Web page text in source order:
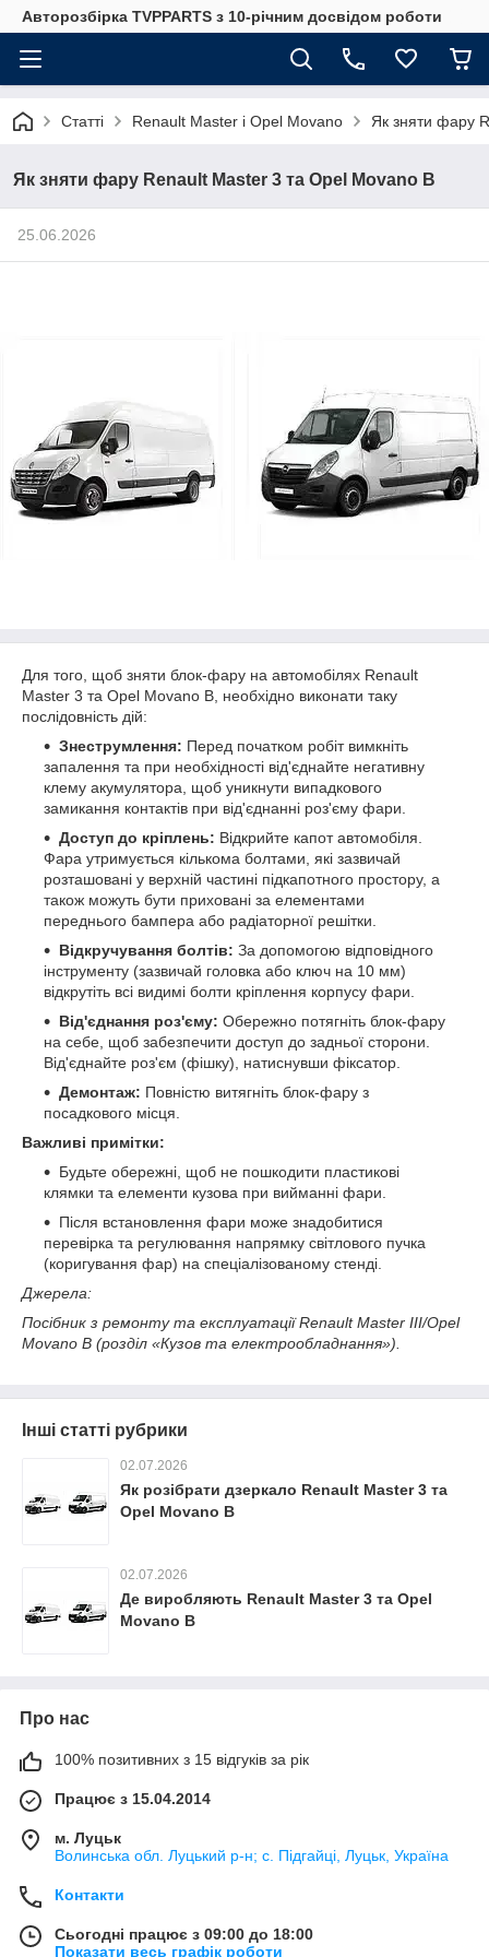
Авторозбірка TVPPARTS з 10-річним досвідом роботи
Статті Renault Master і Opel Movano Як зняти фару
Як зняти фару Renault Master 3 та Opel Movano B
25.06.2026
Для того, щоб зняти блок-фару на автомобілях Renault
Master 3 та Opel Movano B, необхідно виконати таку
послідовність дій:
Знеструмлення: Перед початком робіт вимкніть
запалення та при необхідності від'єднайте негативну
клему акумулятора, щоб уникнути випадкового
замикання контактів при від'єднанні роз'єму фари.
Доступ до кріплень: Відкрийте капот автомобіля.
Фара утримується кількома болтами, які зазвичай
розташовані у верхній частині підкапотного простору, а
також можуть бути приховані за елементами
переднього бампера або радіаторної решітки.
Відкручування болтів: За допомогою відповідного
інструменту (зазвичай головка або ключ на 10 мм)
відкрутіть всі видимі болти кріплення корпусу фари.
Від'єднання роз'єму: Обережно потягніть блок-фару
на себе, щоб забезпечити доступ до задньої сторони.
Від'єднайте роз'єм (фішку), натиснувши фіксатор.
Демонтаж: Повністю витягніть блок-фару з
посадкового місця.
Важливі примітки:
Будьте обережні, щоб не пошкодити пластикові
клямки та елементи кузова при вийманні фари.
Після встановлення фари може знадобитися
перевірка та регулювання напрямку світлового пучка
(коригування фар) на спеціалізованому стенді.
Джерела:
Посібник з ремонту та експлуатації Renault Master III/Opel
Movano B (розділ «Кузов та електрообладнання»).
Інші статті рубрики
02.07.2026
Як розібрати дзеркало Renault Master 3 та
Opel Movano B
02.07.2026
Де виробляють Renault Master 3 та Opel
Movano B
Про нас
100% позитивних з 15 відгуків за рік
Працює з 15.04.2014
м. Луцьк
Волинська обл. Луцький р-н; с. Підгайці, Луцьк, Україна
Контакти
Сьогодні працює з 09:00 до 18:00
Показати весь графік роботи